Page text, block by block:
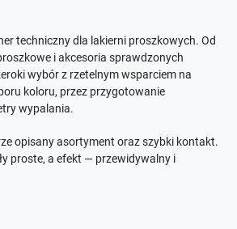
techniczny dla lakierni proszkowych. Od
i akcesoria sprawdzonych
wybór z rzetelnym wsparciem na
koloru, przez przygotowanie
wypalania.
opisany asortyment oraz szybki kontakt.
proste, a efekt — przewidywalny i